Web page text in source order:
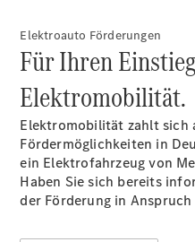
Elektroauto Förderungen
Für Ihren
Elektromobilität.
Elektromobilität zahlt sich
Fördermöglichkeiten in
ein Elektrofahrzeug von
Haben Sie sich bereits
der Förderung in